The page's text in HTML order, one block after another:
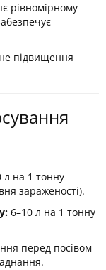
рівномірному
підвищення
л на 1 тонну
зараженості).
6–10 л на 1 тонну
перед посівом